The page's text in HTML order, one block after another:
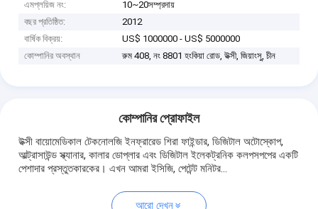
এমপ্লয়িজ নং:
10~20সম্প্রদায়
বছর প্রতিষ্ঠিত:
2012
বার্ষিক বিক্রয়:
US$ 1000000 - US$ 5000000
কোম্পানির অবস্থান
রুম 408, নং 8801 হংকিয়া রোড, উক্সী, জিয়াংসু, চীন
কোম্পানির প্রোফাইল
উক্সী বায়োমেডিকাল টেকনোলজি ইনফ্রারেড শিরা ফাইন্ডার, ডিজিটাল অটোস্কোপ,
আল্ট্রাসাউন্ড স্ক্যানার, কালার ডোপ্লার এবং ডিজিটাল ইলেকট্রনিক কলপসপপের একটি
পেশাদার প্রস্তুতকারকের। এখন আমরা ইসিজি, পেটেন্ট মনিটর...
আরো দেখুন